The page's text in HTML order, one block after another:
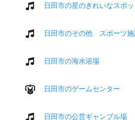
日田市の星のきれいなスポ
日田市のその他 スポーツ施
日田市の海水浴場
日田市のゲームセンター
日田市の公営ギャンブル場